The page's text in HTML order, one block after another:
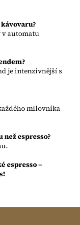
v automatu
je intenzivnější s
milovníka
espresso?
espresso –